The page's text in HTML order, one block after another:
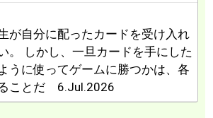
が自分に配ったカードを受け入れ
。 しかし、一旦カードを手にした
うに使ってゲームに勝つかは、各
ことだ 6.Jul.2026